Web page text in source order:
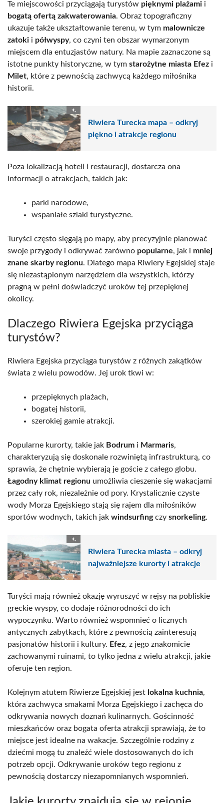
Te miejscowości przyciągają turystów pięknymi plażami i
bogatą ofertą zakwaterowania. Obraz topograficzny
ukazuje także ukształtowanie terenu, w tym malownicze
zatoki i półwyspy, co czyni ten obszar wymarzonym
miejscem dla entuzjastów natury. Na mapie zaznaczone są
istotne punkty historyczne, w tym starożytne miasta Efez i
Milet, które z pewnością zachwycą każdego miłośnika
historii.
Riwiera Turecka mapa – odkryj
piękno i atrakcje regionu
Poza lokalizacją hoteli i restauracji, dostarcza ona
informacji o atrakcjach, takich jak:
parki narodowe,
wspaniałe szlaki turystyczne.
Turyści często sięgają po mapy, aby precyzyjnie planować
swoje przygody i odkrywać zarówno popularne, jak i mniej
znane skarby regionu. Dlatego mapa Riwiery Egejskiej staje
się niezastąpionym narzędziem dla wszystkich, którzy
pragną w pełni doświadczyć uroków tej przepięknej
okolicy.
Dlaczego Riwiera Egejska przyciąga
turystów?
Riwiera Egejska przyciąga turystów z różnych zakątków
świata z wielu powodów. Jej urok tkwi w:
przepięknych plażach,
bogatej historii,
szerokiej gamie atrakcji.
Popularne kurorty, takie jak Bodrum i Marmaris,
charakteryzują się doskonale rozwiniętą infrastrukturą, co
sprawia, że chętnie wybierają je goście z całego globu.
Łagodny klimat regionu umożliwia cieszenie się wakacjami
przez cały rok, niezależnie od pory. Krystalicznie czyste
wody Morza Egejskiego stają się rajem dla miłośników
sportów wodnych, takich jak windsurfingczy snorkeling.
Riwiera Turecka miasta – odkryj
najważniejsze kurorty i atrakcje
Turyści mają również okazję wyruszyć w rejsy na pobliskie
greckie wyspy, co dodaje różnorodności do ich
wypoczynku. Warto również wspomnieć o licznych
antycznych zabytkach, które z pewnością zainteresują
pasjonatów historii i kultury. Efez, z jego znakomicie
zachowanymi ruinami, to tylko jedna z wielu atrakcji, jakie
oferuje ten region.
Kolejnym atutem Riwierze Egejskiej jest lokalna kuchnia,
która zachwyca smakami Morza Egejskiego i zachęca do
odkrywania nowych doznań kulinarnych. Gościnność
mieszkańców oraz bogata oferta atrakcji sprawiają, że to
miejsce jest idealne na wakacje. Szczególnie rodziny z
dziećmi mogą tu znaleźć wiele dostosowanych do ich
potrzeb opcji. Odkrywanie uroków tego regionu z
pewnością dostarczy niezapomnianych wspomnień.